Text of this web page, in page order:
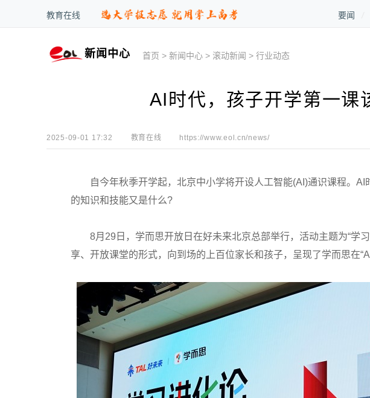
教育在线 要闻
新闻中心 首页 >新闻中心 > 滚动新闻 >行业动态
AI时代，孩子开学第一课
2025-09-01 17:32 教育在线 https://www.eol.cn/news/
自今年秋季开学起，北京中小学将开设人工智能(AI)通识课程。AI
的知识和技能又是什么?
8月29日，学而思开放日在好未来北京总部举行，活动主题为“学习
享、开放课堂的形式，向到场的上百位家长和孩子，呈现了学而思在